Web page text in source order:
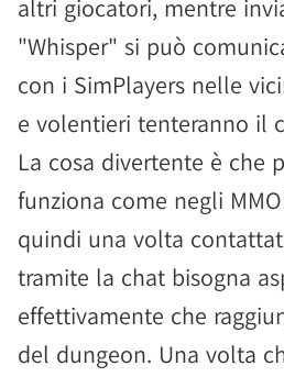
altri giocatori, mentre
"Whisper" si può
con i SimPlayers nelle
e volentieri tenteranno il
La cosa divertente è che
funziona come negli
quindi una volta
tramite la chat bisogna
effettivamente che
del dungeon. Una volta